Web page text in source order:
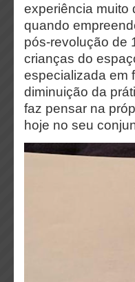
experiência muito
quando
pós-revolução de
crianças do
especializada em
diminuição da
faz pensar na
hoje no seu